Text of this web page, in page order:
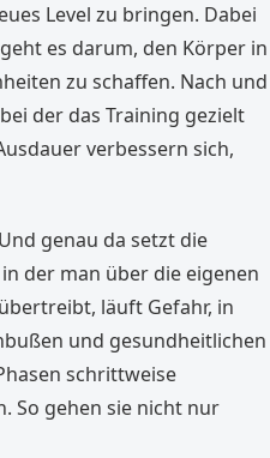
Level zu bringen. Dabei
es darum, den Körper in
zu schaffen. Nach und
der das Training gezielt
verbessern sich,
genau da setzt die
der man über die eigenen
läuft Gefahr, in
und gesundheitlichen
schrittweise
So gehen sie nicht nur